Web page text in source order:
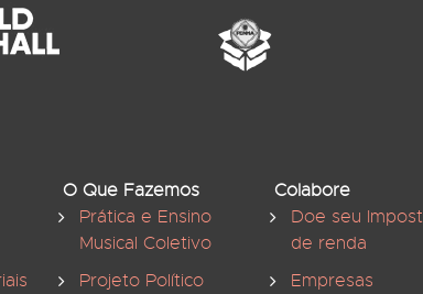
O Que Fazemos
Prática e Ensino
Musical Coletivo
Projeto Político
Colabore
Doe seu
de renda
Empresas